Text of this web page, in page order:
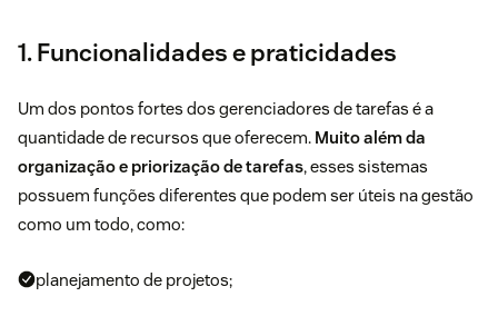
1. Funcionalidades e praticidades
Um dos pontos fortes dos gerenciadores de tarefas é a
quantidade de recursos que oferecem. Muito além da
organização e priorização de tarefas, esses sistemas
possuem funções diferentes que podem ser úteis na gestão
como um todo, como:
planejamento de projetos;